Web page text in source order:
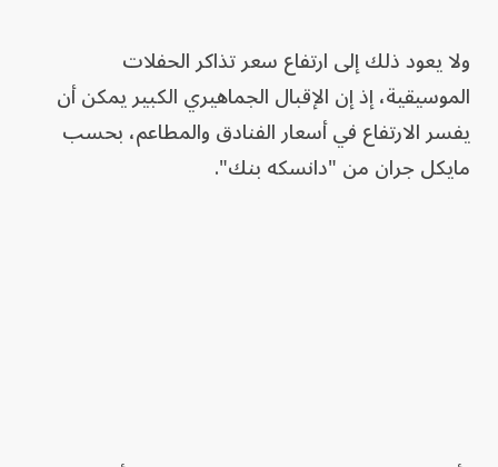
ولا يعود ذلك إلى ارتفاع سعر تذاكر الحفلات
الموسيقية، إذ إن الإقبال الجماهيري الكبير يمكن أن
يفسر الارتفاع في أسعار الفنادق والمطاعم، بحسب
مايكل جران من "دانسكه بنك".